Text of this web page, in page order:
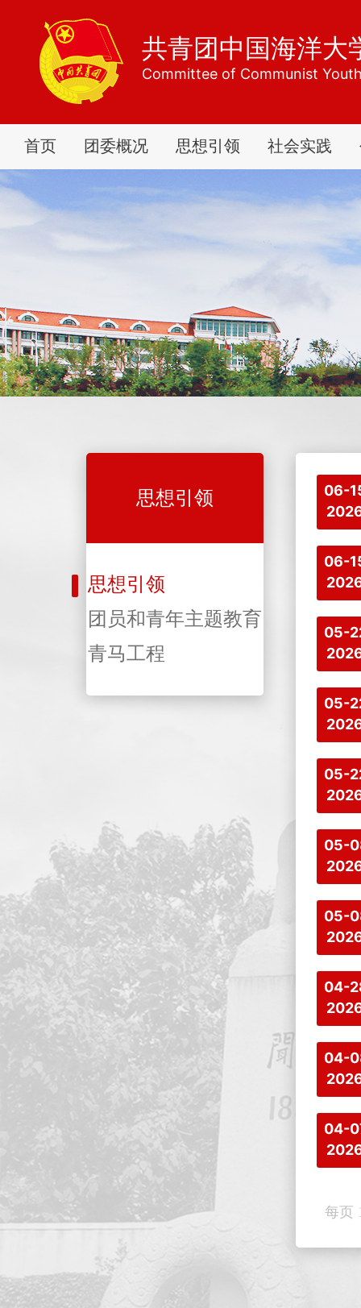
共青团中国海洋大
Committee of Communist
首页 团委概况 思想引领 社会实践
思想引领
思想引领
团员和青年主题教育
青马工程
06-
06-
05-
05-
05-
05-
05-
04-
04-
04-
每页